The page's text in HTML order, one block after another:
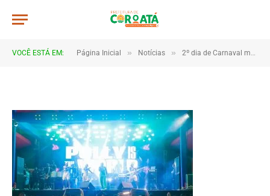
VOCÊ ESTÁ EM: Página Inicial » Notícias » 2º dia de Carnaval movimenta Coroatá com muita animação e grande público
4B2A1463